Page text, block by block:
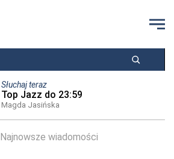
Słuchaj teraz
Top Jazz do 23:59
Magda Jasińska
Najnowsze wiadomości